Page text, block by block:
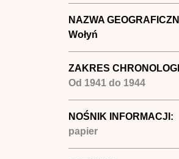
NAZWA
Wołyń
ZAKRES
Od 1941do 1944
NOŚNIK INFORMACJI:
papier